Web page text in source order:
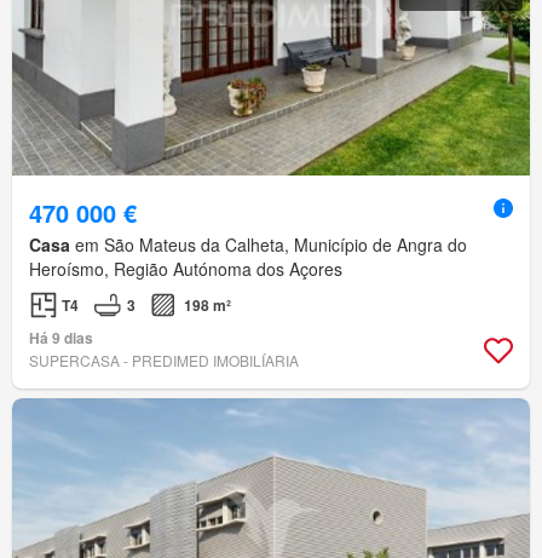
470 000 €
Casa em São Mateus da Calheta, Município de Angra do
Heroísmo, Região Autónoma dos Açores
T4 3
198 m²
Há 9 dias
SUPERCASA - PREDIMED IMOBILÍARIA